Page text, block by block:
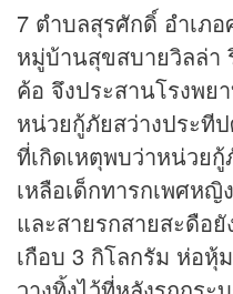
7 ตำบลสุรศักดิ์ อำเภ
หมู่บ้านสุขสบายวิลล่า
ค้อ จึงประสานโรงพย
หน่วยกู้ภัยสว่างประที
ที่เกิดเหตุพบว่าหน่วย
เหลือเด็กทารกเพศห
และสายรกสายสะดือ
เกือบ 3 กิโลกรัม ห่อ